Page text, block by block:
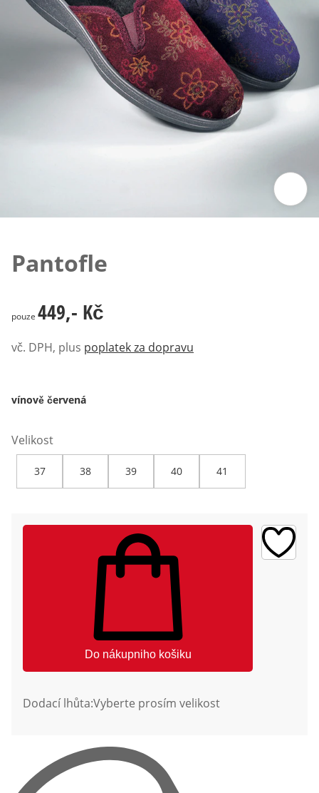
Pantofle
449,- Kč
pouze 449,- Kč
vč. DPH, plus poplatek za dopravu
vínově červená
Velikost
37 38 39 40 41
Do nákupniho košiku
Dodací lhůta:Vyberte prosím velikost